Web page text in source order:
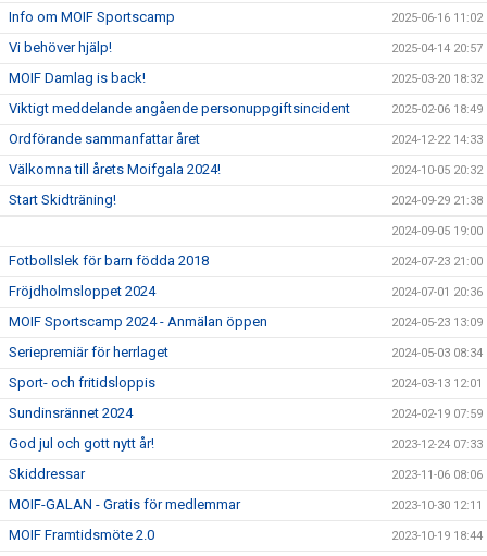
Info om MOIF Sportscamp 2025-06-16 11:02
Vi behöver hjälp! 2025-04-14 20:57
MOIF Damlag is back! 2025-03-20 18:32
Viktigt meddelande angående personuppgiftsincident 2025-02-06 18:49
Ordförande sammanfattar året 2024-12-22 14:33
Välkomna till årets Moifgala 2024! 2024-10-05 20:32
Start Skidträning! 2024-09-29 21:38
2024-09-05 19:00
Fotbollslek för barn födda 2018 2024-07-23 21:00
Fröjdholmsloppet 2024 2024-07-01 20:36
MOIF Sportscamp 2024 - Anmälan öppen 2024-05-23 13:09
Seriepremiär för herrlaget 2024-05-03 08:34
Sport- och fritidsloppis 2024-03-13 12:01
Sundinsrännet 2024 2024-02-19 07:59
God jul och gott nytt år! 2023-12-24 07:33
Skiddressar 2023-11-06 08:06
MOIF-GALAN - Gratis för medlemmar 2023-10-30 12:11
MOIF Framtidsmöte 2.0 2023-10-19 18:44